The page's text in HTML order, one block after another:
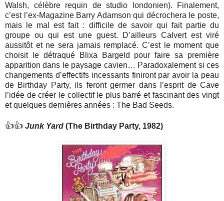
Walsh, célèbre requin de studio londonien). Finalement,
c’est l’ex-Magazine Barry Adamson qui décrochera le poste,
mais le mal est fait : difficile de savoir qui fait partie du
groupe ou qui est une guest. D’ailleurs Calvert est viré
aussitôt et ne sera jamais remplacé. C’est le moment que
choisit le détraqué Blixa Bargeld pour faire sa première
apparition dans le paysage cavien… Paradoxalement si ces
changements d’effectifs incessants finiront par avoir la peau
de Birthday Party, ils feront germer dans l’esprit de Cave
l’idée de créer le collectif le plus barré et fascinant des vingt
et quelques dernières années : The Bad Seeds.
👍👍 Junk Yard (The Birthday Party, 1982)